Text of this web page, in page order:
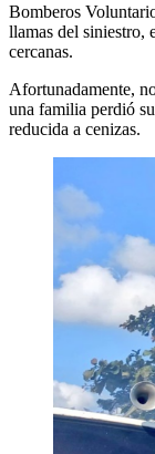
Bomberos
llamas del siniestro,
cercanas.
Afortunadamente,
una familia perdió
reducida a cenizas.